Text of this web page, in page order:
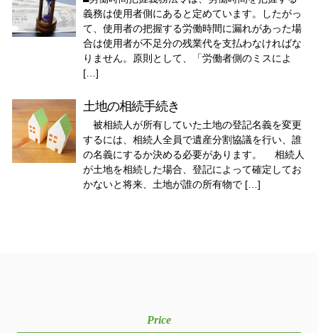
義務は使用者側にあると定めています。したがっ
て、使用者の把握する労働時間に漏れがあった場
合は使用者が不足分の残業代を支払わなければな
りません。原則として、「労働者側のミスによ
[…]
土地の相続手続き
被相続人が所有していた土地の登記名義を変更
するには、相続人全員で遺産分割協議を行い、誰
の名義にするか決める必要があります。 相続人
が土地を相続した場合、登記によって確定してお
かないと将来、土地が誰の所有物で […]
Price